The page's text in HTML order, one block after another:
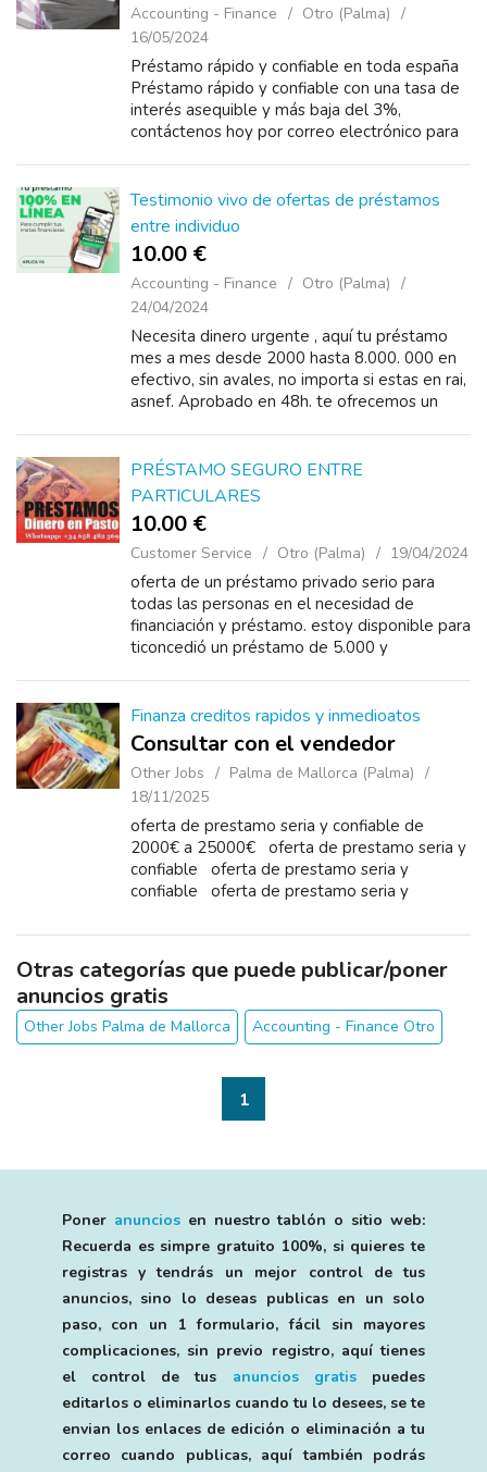
Accounting - Finance
Otro (Palma)
16/05/2024
Préstamo rápido y confiable en toda españa
Préstamo rápido y confiable con una tasa de
interés asequible y más baja del 3%,
contáctenos hoy por correo electrónico para
Testimonio vivo de ofertas de préstamos
entre individuo
10.00 €
Accounting - Finance
Otro (Palma)
24/04/2024
Necesita dinero urgente , aquí tu préstamo
mes a mes desde 2000 hasta 8.000. 000 en
efectivo, sin avales, no importa si estas en rai,
asnef. Aprobado en 48h. te ofrecemos un
PRÉSTAMO SEGURO ENTRE
PARTICULARES
10.00 €
Customer Service Otro (Palma) 19/04/2024
oferta de un préstamo privado serio para
todas las personas en el necesidad de
financiación y préstamo. estoy disponible para
ticoncedió un préstamo de 5.000 y
Finanza creditos rapidos y inmedioatos
Consultar con el vendedor
Other Jobs
Palma de Mallorca (Palma)
18/11/2025
oferta de prestamo seria y confiable de
2000€ a 25000€ oferta de prestamo seria y
confiable oferta de prestamo seria y
confiable oferta de prestamo seria y
confiable ...
Otras categorías que puede publicar/poner
anuncios gratis
Other Jobs Palma de Mallorca Accounting - Finance Otro
1
Poner anunciosen nuestro tablón o sitio web:
Recuerda es simpre gratuito 100%, si quieres te
registras y tendrás un mejor control de tus
anuncios, sino lo deseas publicas en un solo
paso, con un 1 formulario, fácil sin mayores
complicaciones, sin previo registro, aquí tienes
el control de tus anuncios gratispuedes
editarlos o eliminarlos cuando tu lo desees, se te
envian los enlaces de edición o eliminación a tu
correo cuando publicas, aquí también podrás